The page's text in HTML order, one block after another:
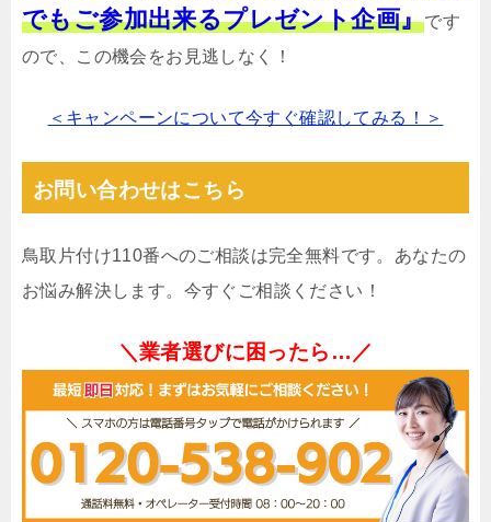
でもご参加出来るプレゼント企画』です
ので、この機会をお見逃しなく！
＜キャンペーンについて今すぐ確認してみる！＞
お問い合わせはこちら
鳥取片付け110番へのご相談は完全無料です。あなたの
お悩み解決します。今すぐご相談ください！
＼業者選びに困ったら…／